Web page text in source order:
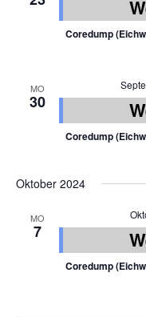
Coredump
MO
30
Coredump
Oktober 2024
MO
7
Coredump